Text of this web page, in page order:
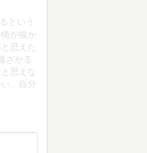
という
が描か
思えた
ざかる
思えな
、自分